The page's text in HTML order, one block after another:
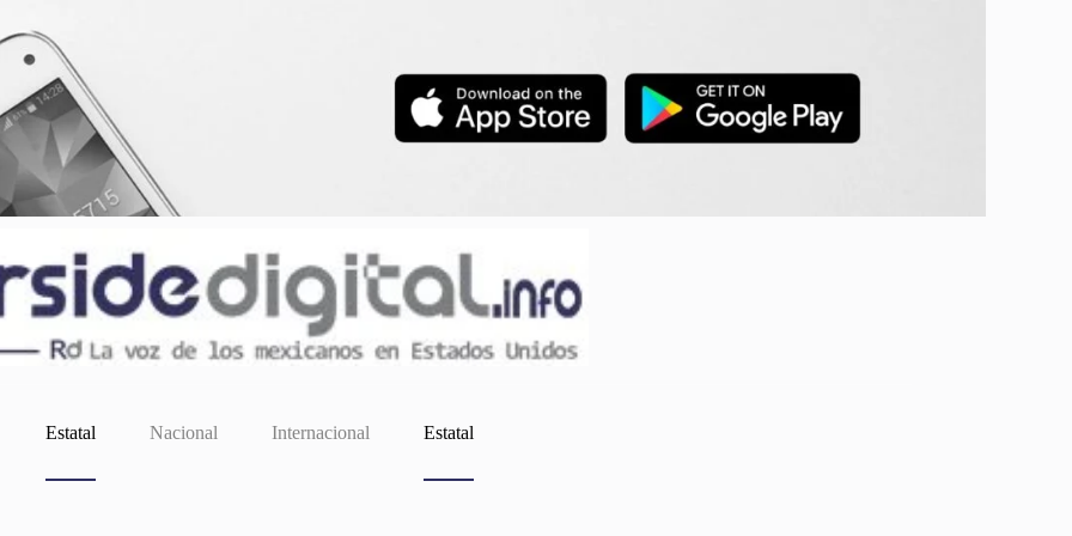
Estatal Nacional Internacional Estatal